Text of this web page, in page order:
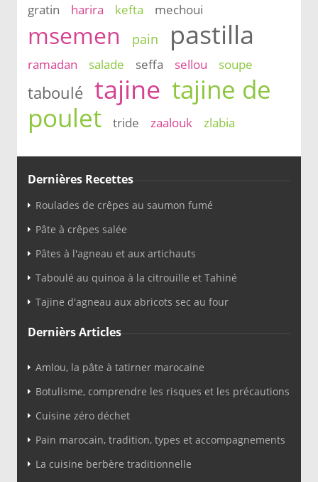
gratin
harira kefta mechoui
msemen pain pastilla
ramadan salade seffa sellou soupe
taboulé tajine tajine de
poulet
tride zaalouk zlabia
Dernières Recettes
Roulades de crêpes au saumon fumé
Pâte à crêpes salée
Pâtes à l'agneau et aux artichauts
Taboulé au quinoa à la citrouille et Tahiné
Tajine d'agneau aux abricots sec au four
Dernièrs Articles
Amlou, la pâte à tatirner marocaine
Botulisme, comprendre les risques et les précautions
Cuisine zéro déchet
Pain marocain, tradition, types et accompagnements
La cuisine berbère traditionnelle